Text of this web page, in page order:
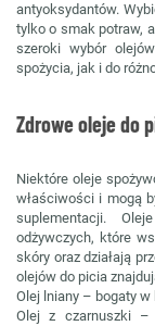
antyoksydantów.
tylko o smak potraw,
szeroki wybór
spożycia, jak i do
Zdrowe oleje do
Niektóre oleje
właściwości i mogą
suplementacji.
odżywczych, które
skóry oraz działają
olejów do picia
Olej lniany – bogaty
Olej z czarnuszki –